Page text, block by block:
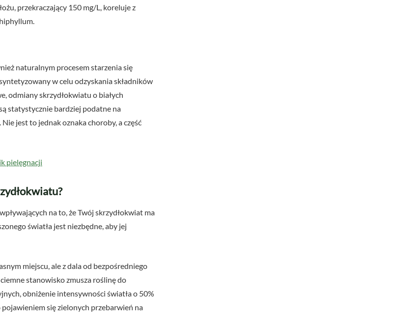
przekraczający 150 mg/L, koreluje z
naturalnym procesem starzenia się
w celu odzyskania składników
odmiany skrzydłokwiatu o białych
statystycznie bardziej podatne na
jest to jednak oznaka choroby, a część
pielęgnacji
na to, że Twój skrzydłokwiat ma
światła jest niezbędne, aby jej
miejscu, ale z dala od bezpośredniego
stanowisko zmusza roślinę do
obniżenie intensywności światła o 50%
się zielonych przebarwień na